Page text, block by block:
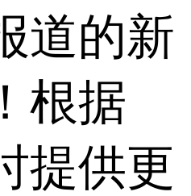
道的新
根据
提供更